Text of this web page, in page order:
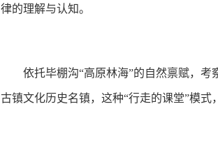
律的理解与认知。
依托毕棚沟“高原林海”的自然禀赋， 考
古镇文化历史名镇， 这种“行走的课堂”模式